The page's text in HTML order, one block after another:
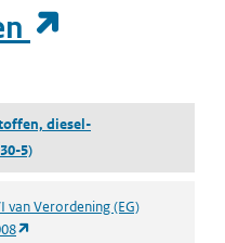
diesel-
5)
van Verordening (EG)